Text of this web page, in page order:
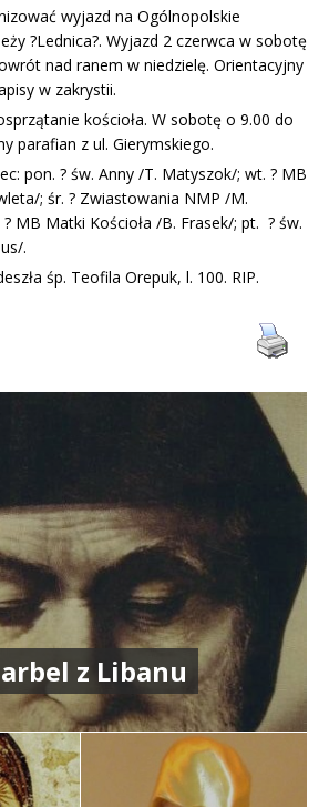
wyjazd na Ogólnopolskie
?Lednica?. Wyjazd 2 czerwca w sobotę
nad ranem w niedzielę. Orientacyjny
w zakrystii.
kościoła. W sobotę o 9.00 do
parafian z ul. Gierymskiego.
pon. ? św. Anny /T. Matyszok/; wt. ? MB
; śr. ? Zwiastowania NMP /M.
MB Matki Kościoła /B. Frasek/; pt. ? św.
.
śp. Teofila Orepuk, l. 100. RIP.
z Libanu